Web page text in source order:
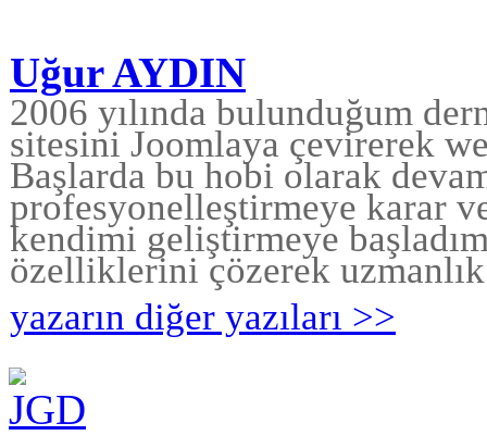
Uğur AYDIN
2006 yılında bulunduğum
sitesini Joomlaya çevirerek
Başlarda bu hobi olarak
profesyonelleştirmeye karar
kendimi geliştirmeye
özelliklerini çözerek
yazarın diğer yazıları >>